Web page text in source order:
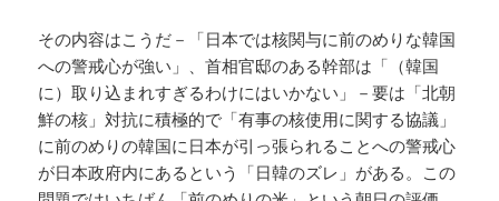
その内容はこうだ－「日本では核関与に前のめりな韓国
への警戒心が強い」、首相官邸のある幹部は「（韓国
に）取り込まれすぎるわけにはいかない」－要は「北朝
鮮の核」対抗に積極的で「有事の核使用に関する協議」
に前のめりの韓国に日本が引っ張られることへの警戒心
が日本政府内にあるという「日韓のズレ」がある。この